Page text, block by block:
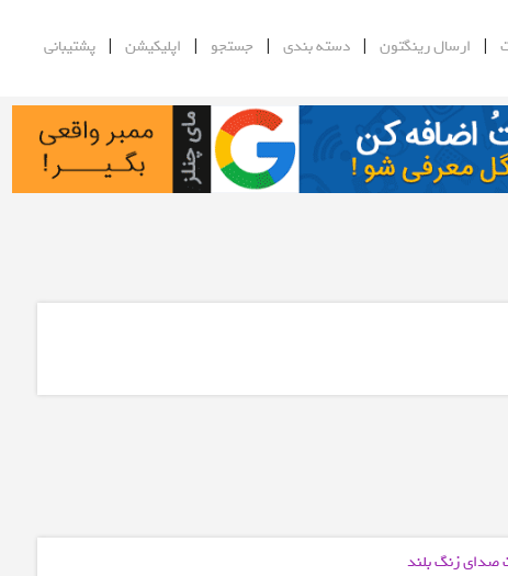
| ارسال رینگتون |دسته بندی | جستجو | اپلیکیشن |پشتیبانی
صدای زنگ بلند